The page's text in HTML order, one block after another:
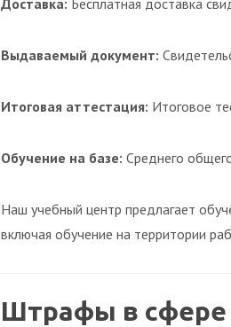
Доставка: Бесплатная доставка
Выдаваемый документ:
Итоговая аттестация: Итоговое
Обучение на базе: Среднего
Наш учебный центр предлагает
включая обучение на территории
Штрафы в сфере